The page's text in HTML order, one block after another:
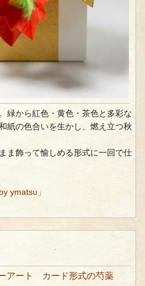
緑から紅色・黄色・茶色と多彩な
紙の色合いを生かし、燃え立つ秋
ま飾って愉しめる形式に一回で仕
ymatsu」
アート カード形式の芍薬